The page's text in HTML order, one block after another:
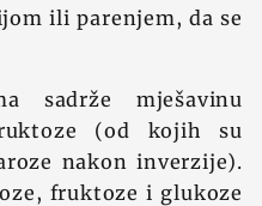
ili parenjem, da se
sadrže mješavinu
(od kojih su
nakon inverzije).
fruktoze i glukoze